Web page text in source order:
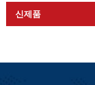
신제품